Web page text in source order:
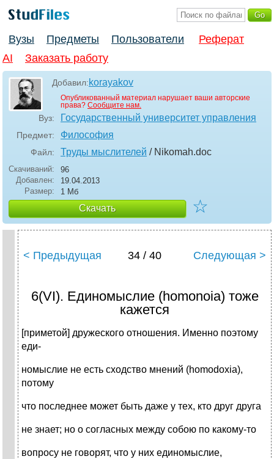
Вузы Предметы Пользователи
Реферат
AI
Заказать работу
Добавил:korayakov
Опубликованный материал нарушает ваши авторские
права? Сообщите нам.
Вуз: Государственный университет управления
Предмет: Философия
Файл: Труды мыслителей / Nikomah.doc
Скачиваний:
96
Добавлен:
19.04.2013
Размер:
1 Мб
Скачать ☆
< Предыдущая 34 / 40 Следующая >
6(VI). Единомыслие (homonoia) тоже
кажется
[приметой] дружеского отношения. Именно поэтому
еди-
номыслие не есть сходство мнений (homodoxia),
потому
что последнее может быть даже у тех, кто друг друга
не знает; но о согласных между собою по какому-то
вопросу не говорят, что у них единомыслие,